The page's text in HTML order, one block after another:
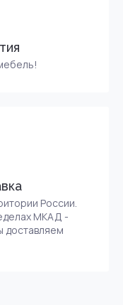
России.
МКАД -
доставляем